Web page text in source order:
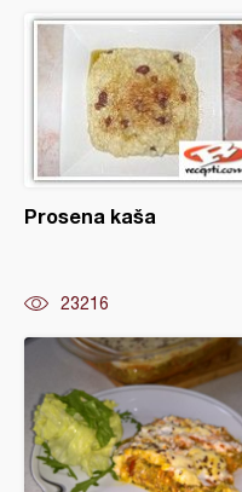
Prosena kaša
23216